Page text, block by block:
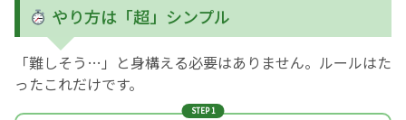
やり方は「超」シンプル
「難しそう…」と身構える必要はありません。ルールはた
ったこれだけです。
STEP 1